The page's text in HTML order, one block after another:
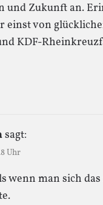
und Zukunft an.
einst von
KDF-
sagt:
Uhr
wenn man sich